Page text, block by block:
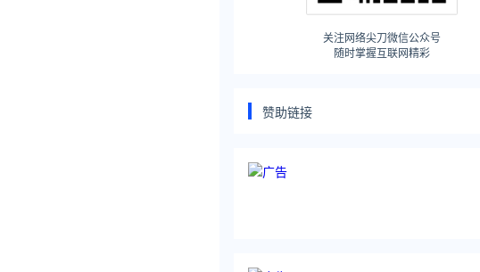
关注网络尖刀微信公众号
随时掌握互联网精彩
赞助链接